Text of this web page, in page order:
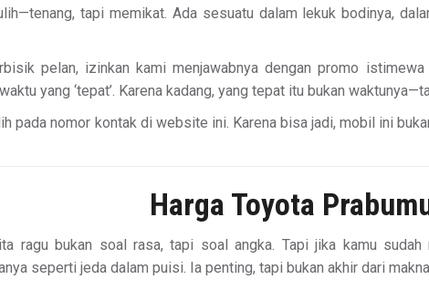
tapi memikat. Ada sesuatu dalam lekuk bodinya,
pelan, izinkan kami menjawabnya dengan promo
yang ‘tepat’. Karena kadang, yang tepat itu bukan
pada nomor kontak di website ini. Karena bisa jadi, mobil ini
Harga Toyota
ragu bukan soal rasa, tapi soal angka. Tapi jika kamu
seperti jeda dalam puisi. Ia penting, tapi bukan akhir dari